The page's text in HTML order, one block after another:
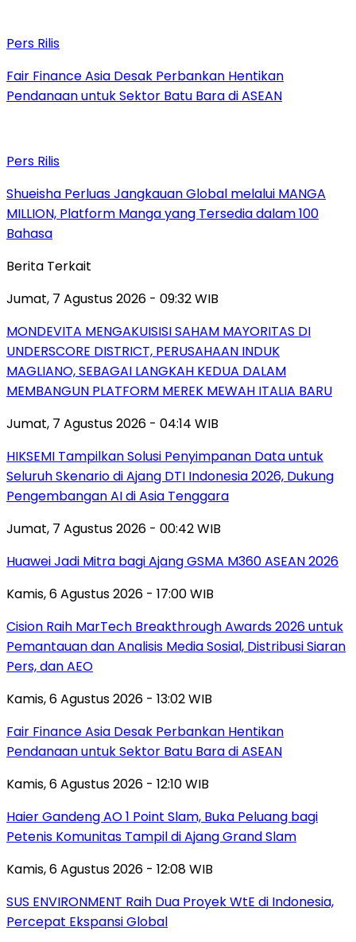
Pers Rilis
Fair Finance Asia Desak Perbankan Hentikan
Pendanaan untuk Sektor Batu Bara di ASEAN
Pers Rilis
Shueisha Perluas Jangkauan Global melalui MANGA
MILLION, Platform Manga yang Tersedia dalam 100
Bahasa
Berita Terkait
Jumat, 7 Agustus 2026 - 09:32 WIB
MONDEVITA MENGAKUISISI SAHAM MAYORITAS DI
UNDERSCORE DISTRICT, PERUSAHAAN INDUK
MAGLIANO, SEBAGAI LANGKAH KEDUA DALAM
MEMBANGUN PLATFORM MEREK MEWAH ITALIA BARU
Jumat, 7 Agustus 2026 - 04:14 WIB
HIKSEMI Tampilkan Solusi Penyimpanan Data untuk
Seluruh Skenario di Ajang DTI Indonesia 2026, Dukung
Pengembangan AI di Asia Tenggara
Jumat, 7 Agustus 2026 - 00:42 WIB
Huawei Jadi Mitra bagi Ajang GSMA M360 ASEAN 2026
Kamis, 6 Agustus 2026 - 17:00 WIB
Cision Raih MarTech Breakthrough Awards 2026 untuk
Pemantauan dan Analisis Media Sosial, Distribusi Siaran
Pers, dan AEO
Kamis, 6 Agustus 2026 - 13:02 WIB
Fair Finance Asia Desak Perbankan Hentikan
Pendanaan untuk Sektor Batu Bara di ASEAN
Kamis, 6 Agustus 2026 - 12:10 WIB
Haier Gandeng AO 1 Point Slam, Buka Peluang bagi
Petenis Komunitas Tampil di Ajang Grand Slam
Kamis, 6 Agustus 2026 - 12:08 WIB
SUS ENVIRONMENT Raih Dua Proyek WtE di Indonesia,
Percepat Ekspansi Global